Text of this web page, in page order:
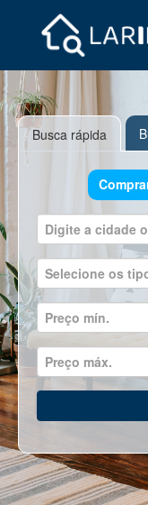
Busca rápida